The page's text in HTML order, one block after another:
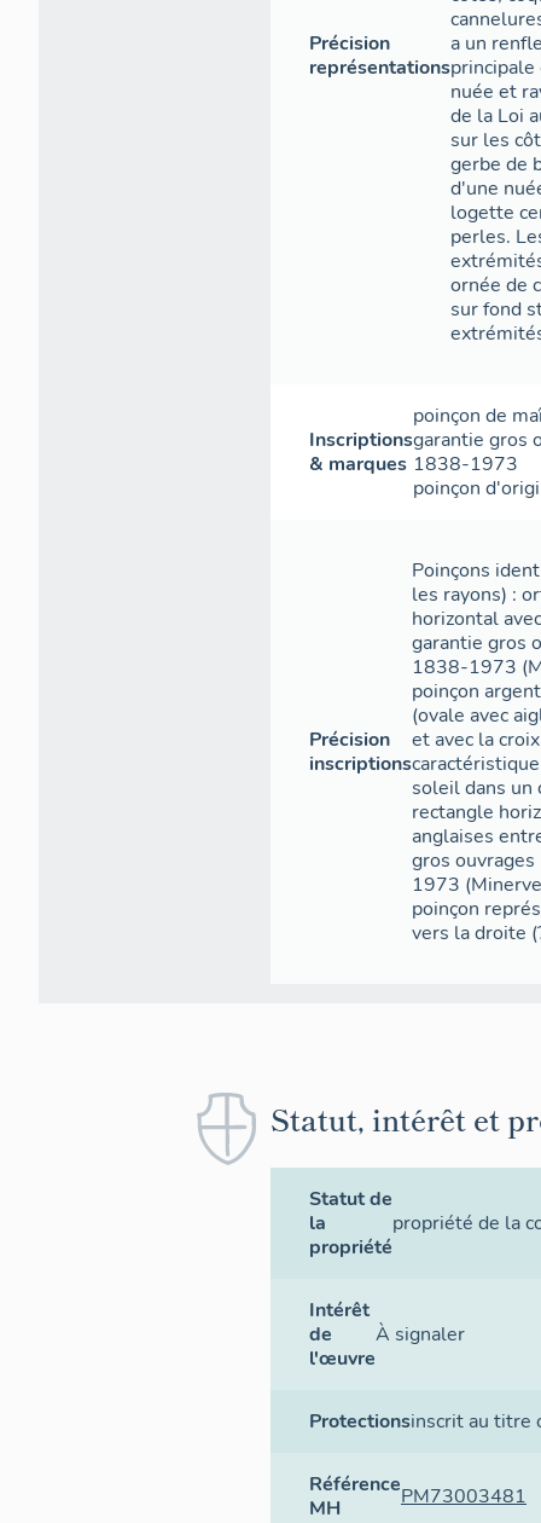
Précision
représentations
a un
principale
nuée et
de la Loi
sur les
gerbe de
d'une
logette
perles.
ornée de
sur fond
Inscriptions
& marques
poinçon de
garantie gros
1838-1973
poinçon
Précision
inscriptions
Poinçons
les rayons) :
horizontal
garantie gros
1838-1973
poinçon
(ovale avec
et avec la
soleil dans un
rectangle
anglaises
gros
1973
poinçon
vers la droite
Statut, intérêt et
Statut de
la
propriété
propriété de la
Intérêt
de
l'œuvre
À signaler
Protectionsinscrit au titre
Référence
MH
PM73003481